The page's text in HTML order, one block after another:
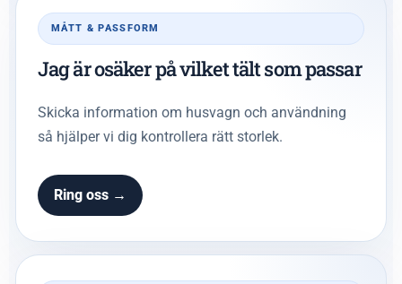
MÅTT & PASSFORM
Jag är osäker på vilket tält som passar
Skicka information om husvagn och användning
så hjälper vi dig kontrollera rätt storlek.
Ring oss →